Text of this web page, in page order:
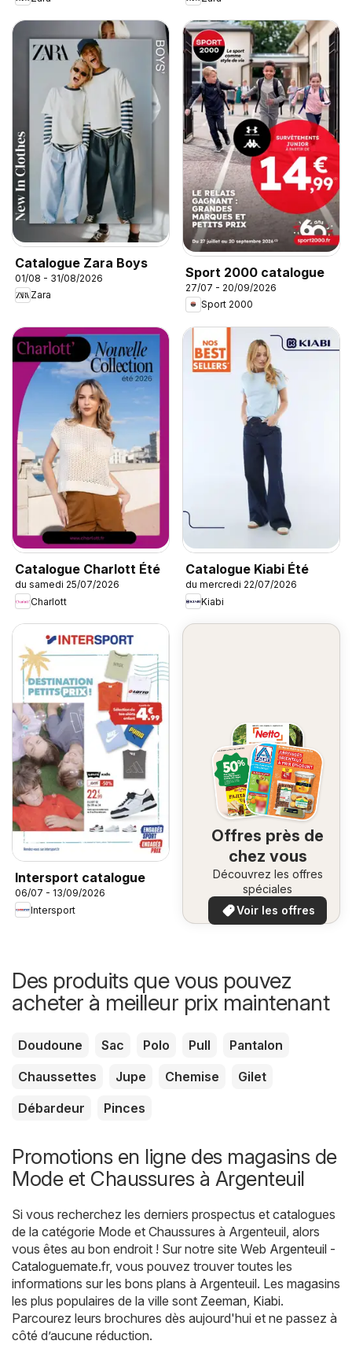
Catalogue Zara Boys
01/08 - 31/08/2026
Zara
Sport 2000 catalogue
27/07 - 20/09/2026
Sport 2000
Catalogue Charlott Été
du samedi 25/07/2026
Charlott
Catalogue Kiabi Été
du mercredi 22/07/2026
Kiabi
Intersport catalogue
06/07 - 13/09/2026
Intersport
Offres près de
chez vous
Découvrez les offres
spéciales
Voir les offres
Des produits que vous pouvez
acheter à meilleur prix maintenant
Doudoune Sac Polo Pull
Pantalon
Chaussettes
Jupe Chemise
Gilet
Débardeur
Pinces
Promotions en ligne des magasins de
Mode et Chaussures à Argenteuil
Si vous recherchez les derniers prospectus et catalogues
de la catégorie Mode et Chaussures à Argenteuil, alors
vous êtes au bon endroit ! Sur notre site Web Argenteuil -
Cataloguemate.fr, vous pouvez trouver toutes les
informations sur les bons plans à Argenteuil. Les magasins
les plus populaires de la ville sont Zeeman, Kiabi.
Parcourez leurs brochures dès aujourd'hui et ne passez à
côté d’aucune réduction.